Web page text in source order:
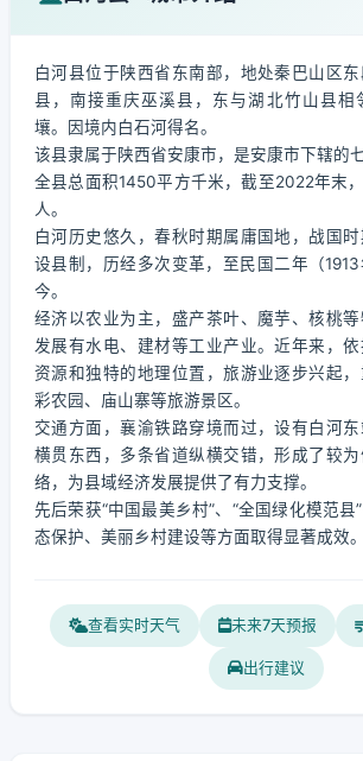
白河县位于陕西省东南部，地处秦巴山区
县，南接重庆巫溪县，东与湖北竹山县相
壤。因境内白石河得名。
该县隶属于陕西省安康市，是安康市下辖的七
全县总面积1450平方千米，截至2022年末
人。
白河历史悠久，春秋时期属庸国地，战国
设县制，历经多次变革，至民国二年（
今。
经济以农业为主，盛产茶叶、魔芋、核桃
发展有水电、建材等工业产业。近年来，
资源和独特的地理位置，旅游业逐步兴起
彩农园、庙山寨等旅游景区。
交通方面，襄渝铁路穿境而过，设有白河
横贯东西，多条省道纵横交错，形成了较
络，为县域经济发展提供了有力支撑。
先后荣获“中国最美乡村”、“全国绿化模范县
态保护、美丽乡村建设等方面取得显著成效。
查看实时天气 未来7天预报
出行建议